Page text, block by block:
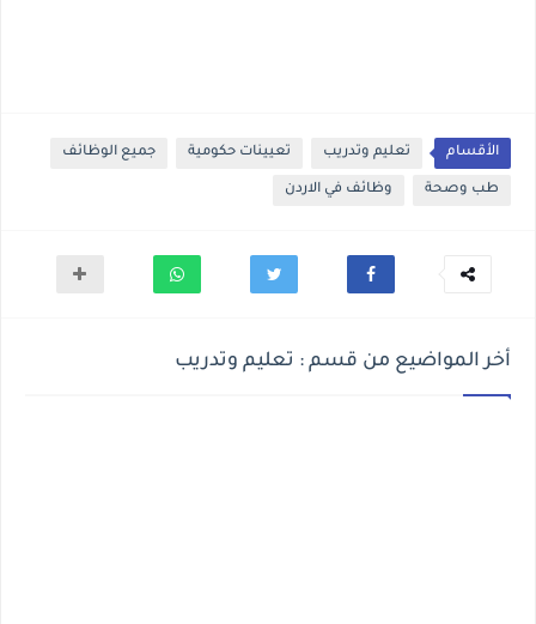
الأقسام تعليم وتدريب تعيينات حكومية جميع الوظائف
طب وصحة وظائف في الاردن
أخر المواضيع من قسم : تعليم وتدريب